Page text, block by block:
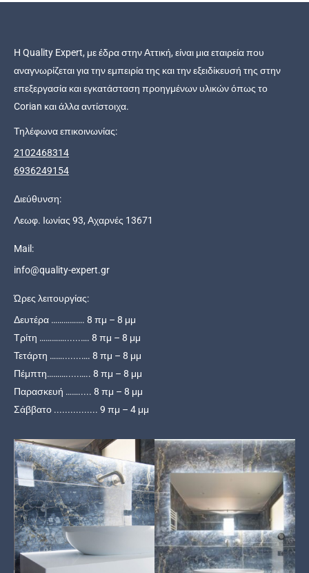
Η Quality Expert, με έδρα στην Αττική, είναι μια εταιρεία που
αναγνωρίζεται για την εμπειρία της και την εξειδίκευσή της στην
επεξεργασία και εγκατάσταση προηγμένων υλικών όπως το
Corian και άλλα αντίστοιχα.
Τηλέφωνα επικοινωνίας:
2102468314
6936249154
Διεύθυνση:
Λεωφ. Ιωνίας 93, Αχαρνές 13671
Mail:
info@quality-expert.gr
Ώρες λειτουργίας:
Δευτέρα ……………. 8 πμ – 8 μμ
Τρίτη …………......…. 8 πμ – 8 μμ
Τετάρτη …….......…. 8 πμ – 8 μμ
Πέμπτη……….....….. 8 πμ – 8 μμ
Παρασκευή ……..... 8 πμ – 8 μμ
Σάββατο ................ 9 πμ – 4 μμ